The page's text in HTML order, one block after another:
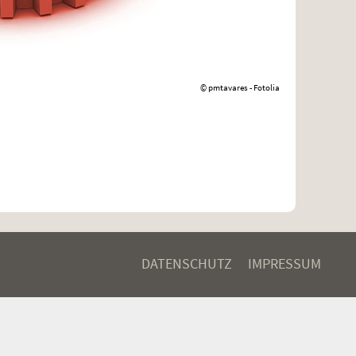
© pmtavares - Fotolia
DATENSCHUTZ IMPRESSUM